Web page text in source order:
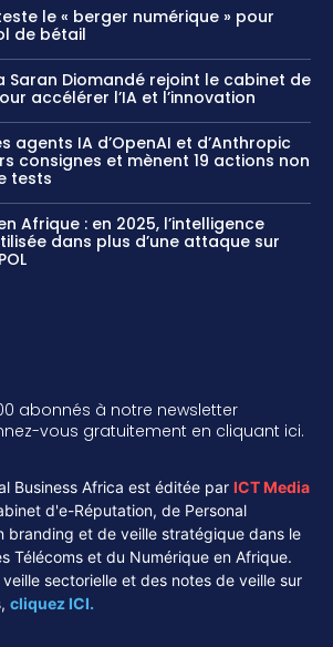
le « berger numérique » pour
de bétail
Saran Diomandé rejoint le cabinet de
accélérer l’IA et l’innovation
agents IA d’OpenAI et d’Anthropic
consignes et mènent 19 actions non
tests
Afrique : en 2025, l’intelligence
dans plus d’une attaque sur
abonnés à notre newsletter
vous gratuitement en cliquant ici.
Business Africa est éditée par ICT Media
d'e-Réputation, de Personal
branding et de veille stratégique dans le
Télécoms et du Numérique en Afrique.
sectorielle et des notes de veille sur
cliquez ICI.